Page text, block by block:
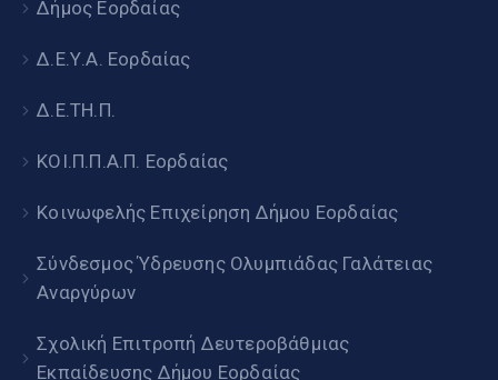
Δήμος Εορδαίας
Δ.Ε.Υ.Α. Εορδαίας
Δ.Ε.ΤΗ.Π.
ΚΟΙ.Π.Π.Α.Π. Εορδαίας
Κοινωφελής Επιχείρηση Δήμου Εορδαίας
Σύνδεσμος Ύδρευσης Ολυμπιάδας Γαλάτειας
Αναργύρων
Σχολική Επιτροπή Δευτεροβάθμιας
Εκπαίδευσης Δήμου Εορδαίας